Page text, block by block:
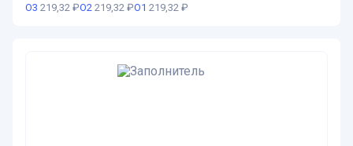
О3 219,32 ₽О2 219,32 ₽О1 219,32 ₽